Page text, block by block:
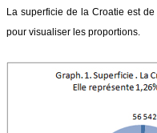
La superficie de la Croatie est
pour visualiser les proportions.